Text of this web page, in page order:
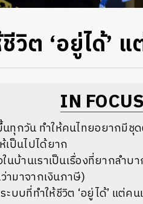
ต ‘อยู่ได้’ แ
IN FOCUS
กวัน ทำให้คนไทยอยากมีชุ
เป็นไปได้ยาก
นบ้านเราเป็นเรื่องที่ยากลำบ
ามาจากเงินภาษี)
บบที่ทำให้ชีวิต ‘อยู่ได้’ แต่ค